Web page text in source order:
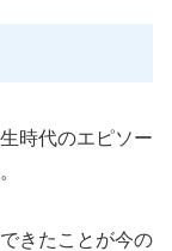
時代のエピソー
きたことが今の